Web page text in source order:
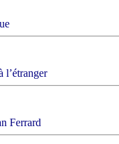
l’étranger
Ferrard